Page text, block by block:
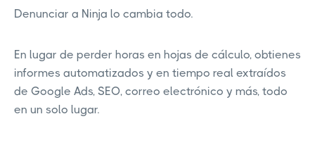
Denunciar a Ninja lo cambia todo.
En lugar de perder horas en hojas de cálculo, obtienes
informes automatizados y en tiempo real extraídos
de Google Ads, SEO, correo electrónico y más, todo
en un solo lugar.